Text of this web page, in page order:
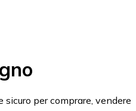
sicuro per comprare, vendere